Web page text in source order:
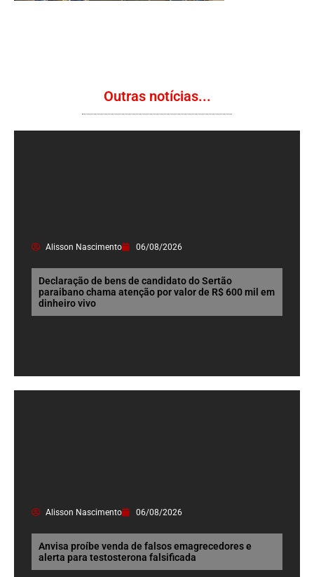
Outras notícias...
Alisson Nascimento 06/08/2026
Declaração de bens de candidato do Sertão
paraibano chama atenção por valor de R$ 600 mil em
dinheiro vivo
Alisson Nascimento 06/08/2026
Anvisa proíbe venda de falsos emagrecedores e
alerta para testosterona falsificada